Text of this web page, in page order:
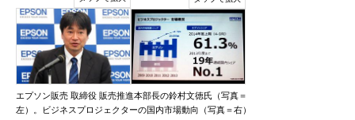
エプソン販売 取締役 販売推進本部長の鈴村文徳氏（写真＝
左）。ビジネスプロジェクターの国内市場動向（写真＝右）